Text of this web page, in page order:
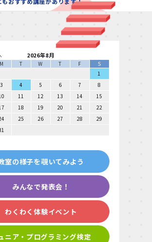
2026年8月
M T W T F
S
1
3 4 5 6 7
8
11 12 13 14
15
18 19 20 21
22
25 26 27 28
29
室の様子を覗いてみよう
みんなで発表会！
わくわく体験イベント
ニア・プログラミング検定